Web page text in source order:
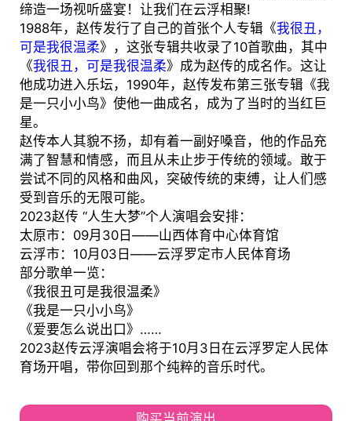
缔造一场视听盛宴！让我们在云浮相聚!
1988年，赵传发行了自己的首张个人专辑《我很丑，
可是我很温柔》，这张专辑共收录了10首歌曲，其中
《我很丑，可是我很温柔》成为赵传的成名作。这让
他成功进入乐坛，1990年，赵传发布第三张专辑《我
是一只小小鸟》使他一曲成名，成为了当时的当红巨
星。
赵传本人其貌不扬，却有着一副好嗓音，他的作品充
满了智慧和情感，而且从未止步于传统的领域。敢于
尝试不同的风格和曲风，突破传统的束缚，让人们感
受到音乐的无限可能。
2023赵传 “人生大梦”个人演唱会安排：
太原市：09月30日——山西体育中心体育馆
云浮市：10月03日——云浮罗定市人民体育场
部分歌单一览：
《我很丑可是我很温柔》
《我是一只小小鸟》
《爱要怎么说出口》……
2023赵传云浮演唱会将于10月3日在云浮罗定人民体
育场开唱，带你回到那个纯粹的音乐时代。